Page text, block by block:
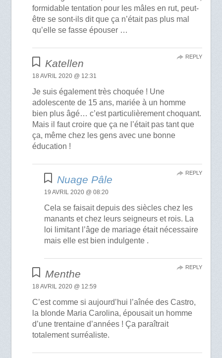
formidable tentation pour les mâles en rut, peut-
être se sont-ils dit que ça n’était pas plus mal
qu’elle se fasse épouser …
Katellen
18 AVRIL 2020 @ 12:31
Je suis également très choquée ! Une
adolescente de 15 ans, mariée à un homme
bien plus âgé… c’est particulièrement choquant.
Mais il faut croire que ça ne l’était pas tant que
ça, même chez les gens avec une bonne
éducation !
REPLY
Nuage Pâle
19 AVRIL 2020 @ 08:20
Cela se faisait depuis des siècles chez les
manants et chez leurs seigneurs et rois. La
loi limitant l’âge de mariage était nécessaire
mais elle est bien indulgente .
REPLY
Menthe
18 AVRIL 2020 @ 12:59
C’est comme si aujourd’hui l’aînée des Castro,
la blonde Maria Carolina, épousait un homme
d’une trentaine d’années ! Ça paraîtrait
totalement surréaliste.
REPLY